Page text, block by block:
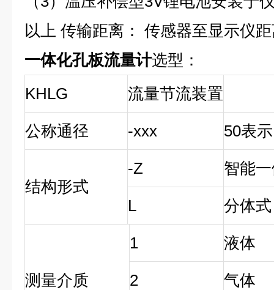
以上 传输距离： 传感器至显示仪
一体化孔板流量计选型：
KHLG
流量节流装置
公称通径 -xxx 50表
结构形式
-Z 智能
L 分体式
测量介质
1 液体
2 气体